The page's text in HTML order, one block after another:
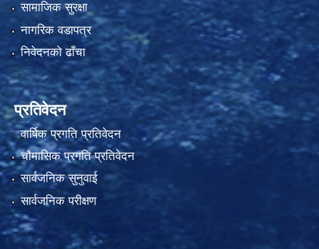
सामाजिक सुरक्षा
नागरिक वडापत्र
निवेदनको ढाँचा
प्रतिवेदन
वार्षिक प्रगति प्रतिवेदन
चौमासिक प्रगति प्रतिवेदन
सार्वजनिक सुनुवाई
सार्वजनिक परीक्षण